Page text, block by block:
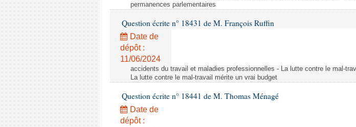
permanences parlementaires
Question écrite n° 18431 de M. François Ruffin
Date de
dépôt :
11/06/2024
accidents du travail et maladies professionnelles - La lutte contre le mal-
La lutte contre le mal-travail mérite un vrai budget
Question écrite n° 18441 de M. Thomas Ménagé
Date de
dépôt :